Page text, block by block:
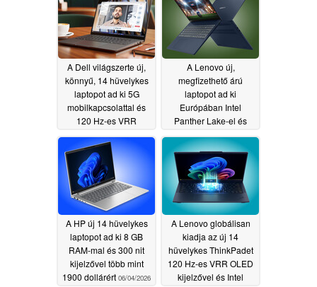
A Dell világszerte új,
könnyű, 14 hüvelykes
laptopot ad ki 5G
mobilkapcsolattal és
120 Hz-es VRR
06/05/2026
A Lenovo új,
megfizethető árú
laptopot ad ki
Európában Intel
Panther Lake-el és
akkumulátor-
üzemidővel06/04/2026
A HP új 14 hüvelykes
laptopot ad ki 8 GB
RAM-mal és 300 nit
kijelzővel több mint
1900 dollárért 06/04/2026
A Lenovo globálisan
kiadja az új 14
hüvelykes ThinkPadet
120 Hz-es VRR OLED
kijelzővel és Intel